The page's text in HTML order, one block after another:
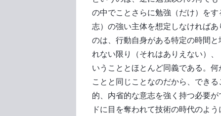
の中でことさらに勉強（だけ）を
志）の強い主体を想定しなければ
のは、行動自身がある特定の時間
れない限り（それはありえない）
いうこととほとんど同義である。
ことと同じことなのだから、でき
的、内省的な意志を強く持つ必要
ドに目を奪われて技術の時代のよ